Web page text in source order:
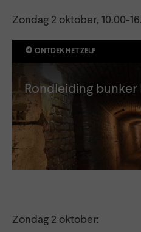
Zondag 2 oktober, 10.00-
ONTDEK HET ZELF
Rondleiding bunker
Zondag 2 oktober: